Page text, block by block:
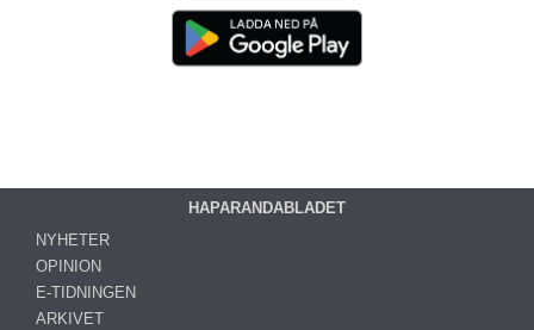
HAPARANDABLADET
NYHETER
OPINION
E-TIDNINGEN
ARKIVET